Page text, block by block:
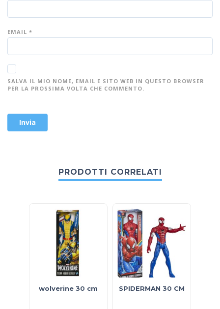
EMAIL *
SALVA IL MIO NOME, EMAIL E SITO WEB IN QUESTO BROWSER
PER LA PROSSIMA VOLTA CHE COMMENTO.
PRODOTTI CORRELATI
wolverine 30 cm SPIDERMAN 30 CM